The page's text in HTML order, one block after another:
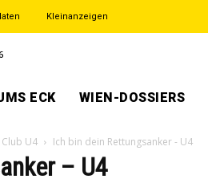
Kleinanzeigen
ECK WIEN-DOSSIERS
U4 Ich bin dein Rettungsanker - U4
– U4